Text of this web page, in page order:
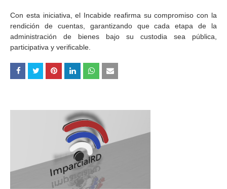
Con esta iniciativa, el Incabide reafirma su compromiso con la
rendición de cuentas, garantizando que cada etapa de la
administración de bienes bajo su custodia sea pública,
participativa y verificable.